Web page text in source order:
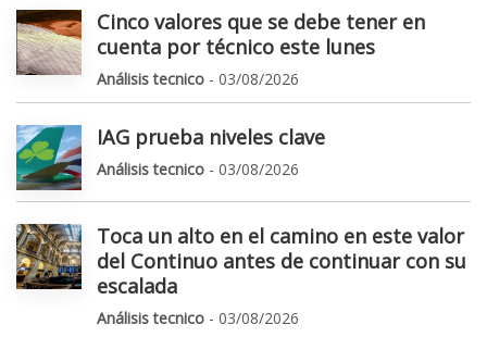
Cinco valores que se debe tener en
cuenta por técnico este lunes
Análisis tecnico - 03/08/2026
IAG prueba niveles clave
Análisis tecnico - 03/08/2026
Toca un alto en el camino en este valor
del Continuo antes de continuar con su
escalada
Análisis tecnico - 03/08/2026